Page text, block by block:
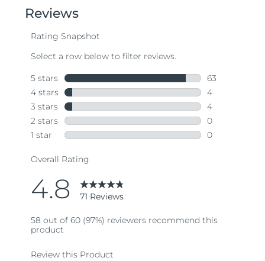
stars,
average
value.
Same
page
link.